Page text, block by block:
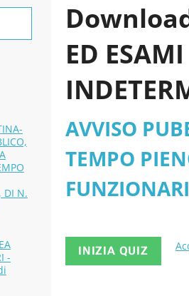
DI N.
-
ED
Lazio -
AVVISO
TEMPO
INIZIA QUIZ